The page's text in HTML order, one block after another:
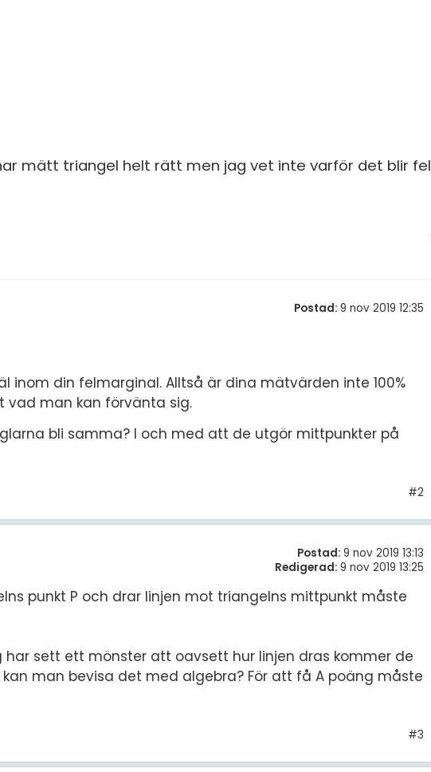
mätt triangel helt rätt men jag vet inte varför det blir fel
Postad: 9 nov 2019 12:35
inom din felmarginal. Alltså är dina mätvärden inte 100%
vad man kan förvänta sig.
bli samma? I och med att de utgör mittpunkter på
#2
Postad: 9 nov 2019 13:13
Redigerad: 9 nov 2019 13:25
punkt P och drar linjen mot triangelns mittpunkt måste
sett ett mönster att oavsett hur linjen dras kommer de
man bevisa det med algebra? För att få A poäng måste
#3